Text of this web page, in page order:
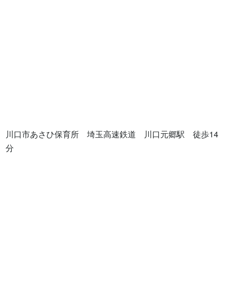
川口市あさひ保育所　埼玉高速鉄道　川口元郷駅　徒歩14
分